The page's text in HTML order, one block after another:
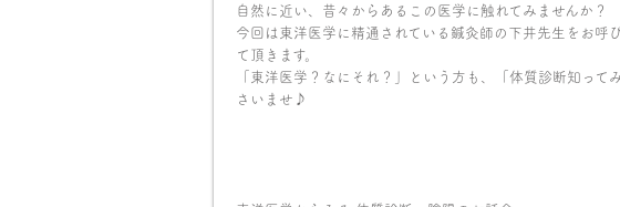
自然に近い、昔々からあるこの医学に触れてみませんか？
今回は東洋医学に精通されている鍼灸師の下井先生をお呼
て頂きます。
「東洋医学？なにそれ？」という方も、「体質診断知っ
さいませ♪